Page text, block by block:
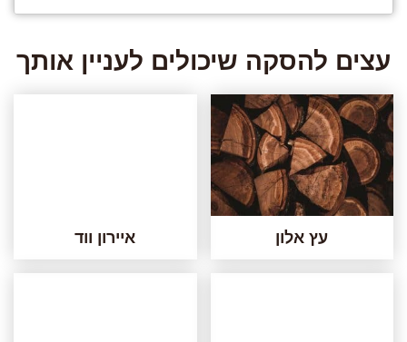
עצים להסקה שיכולים לעניין אותך
עץ אלון איירון ווד